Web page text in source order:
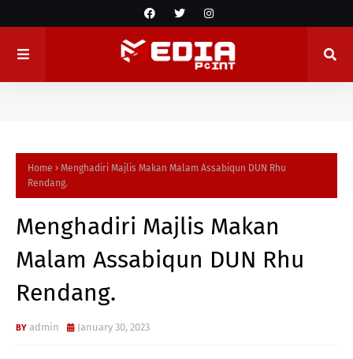
Home
Menghadiri Majlis Makan Malam Assabiqun DUN Rhu
Rendang.
Menghadiri Majlis Makan
Malam Assabiqun DUN Rhu
Rendang.
admin January 30, 2023